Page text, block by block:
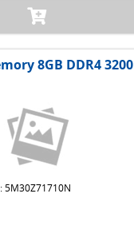
8GB DDR4 3200
5M30Z71710N